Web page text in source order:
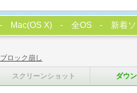
ブロック崩し
スクリーンショット ダウ
Mac(OS X) 全OS 新着ソ